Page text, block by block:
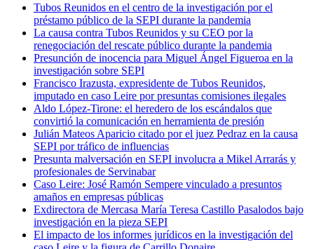
Tubos Reunidos en el centro de la investigación por el
préstamo público de la SEPI durante la pandemia
La causa contra Tubos Reunidos y su CEO por la
renegociación del rescate público durante la pandemia
Presunción de inocencia para Miguel Ángel Figueroa en la
investigación sobre SEPI
Francisco Irazusta, expresidente de Tubos Reunidos,
imputado en caso Leire por presuntas comisiones ilegales
Aldo López-Tirone: el heredero de los escándalos que
convirtió la comunicación en herramienta de presión
Julián Mateos Aparicio citado por el juez Pedraz en la causa
SEPI por tráfico de influencias
Presunta malversación en SEPI involucra a Mikel Arrarás y
profesionales de Servinabar
Caso Leire: José Ramón Sempere vinculado a presuntos
amaños en empresas públicas
Exdirectora de Mercasa María Teresa Castillo Pasalodos bajo
investigación en la pieza SEPI
El impacto de los informes jurídicos en la investigación del